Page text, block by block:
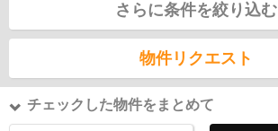
さらに条件を絞り込む
物件リクエスト
チェックした物件をまとめて